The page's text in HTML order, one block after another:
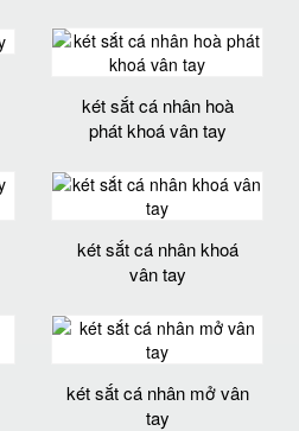
két sắt cá nhân hoà
phát khoá vân tay
két sắt cá nhân khoá
vân tay
két sắt cá nhân mở vân
tay